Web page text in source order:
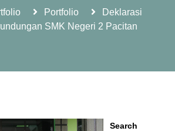
Portfolio
Deklarasi
SMK Negeri 2 Pacitan
Search